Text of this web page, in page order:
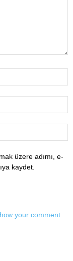
üzere adımı, e-
kaydet.
your comment